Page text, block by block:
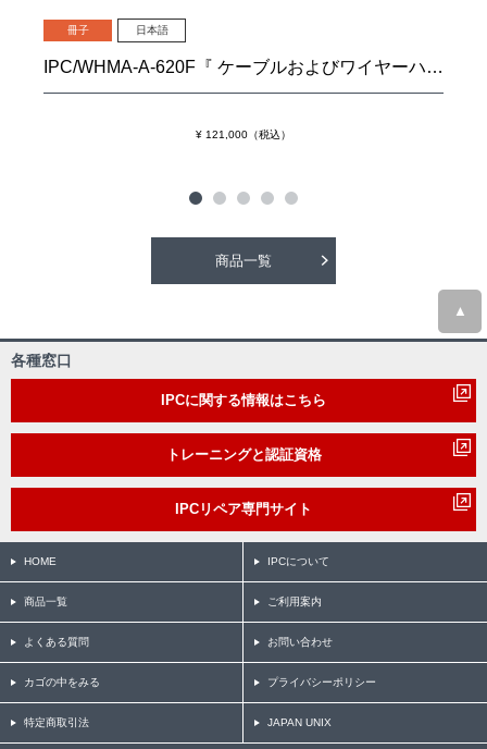
冊子 日本語
IPC/WHMA-A-620F『 ケーブルおよびワイヤーハーネス組立品の要求事項および許容基準』
¥ 121,000（税込）
商品一覧
▲
各種窓口
IPCに関する情報はこちら
トレーニングと認証資格
IPCリペア専門サイト
HOME IPCについて
商品一覧 ご利用案内
よくある質問 お問い合わせ
カゴの中をみる プライバシーポリシー
特定商取引法 JAPAN UNIX